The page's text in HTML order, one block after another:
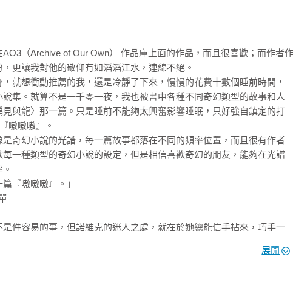
鼻，說世上沒有咒語或魔法能讓凡人變成巫師，但她很清楚，在夠年
找到附有魔法之物，可能開啟一扇門，然後如果你也有一點天賦，強大
，使之開花結果。」
和他一樣高，綠色大眼有著細裂的瞳孔，朝他眨呀眨。蛋殼在庭院碎裂
去了？』安東尼說。
說。」
化為真實。而人們會看到她在第一道曙光中從地裡爬出來，他們會朝她
封她為大祭司，克里特島將不會有女人像她這麼有聲望，終其一生安穩
諾索斯高的丘陵間一片青翠草坪邊。那座塔原本建作瞭望臺，警戒海上
，他們窗戶可以看得很遠，一路看到下方遠處的大海，大海晶瑩深邃，像
層比較舒適的房間，但她上去的時候，從不看海，只看向另一邊，俯望
的人，或群眾擠滿街道慶祝慶典；她的表情冷酷怨恨。
阿麗雅德妮的生日，會有人來帶著她爬下灰撲撲的山丘去王宮晉見國
的長度隨她一起增長，現在她有七條了，最短那條緊貼著頸子，最長那
是為了彌補囚禁她，而以鏈子累積的嫁妝。
免和她獨處，她總是由保母或女僕帶進去，她們嚴厲警告她，別求父王
想假裝，只要藉著他人之口跟她說不，他就沒拒絕她。但她其實不想求
王與他的謊言中，即使他還沒派人帶走她弟弟也一樣。
年她年紀漸漸夠大了，明白她父王很快就會找其他人握住她的鎖鏈。所以
希菲的父親是赫利俄斯，他是克里特島最東邊那座城（日出之地）的城
AO3（Archive of Our Own） 作品庫上面的作品，而且很喜歡；而作者作
更讓我對他的敬仰有如滔滔江水，連綿不絕。
就想衝動推薦的我，還是冷靜了下來，慢慢的花費十數個睡前時間，
集。就算不是一千零一夜，我也被書中各種不同奇幻類型的故事和人
與龍〉那一篇。只是睡前不能夠太興奮影響睡眠，只好強自鎮定的打
嗷嗷嗷』。
奇幻小說的光譜，每一篇故事都落在不同的頻率位置，而且很有作者
一種類型的奇幻小說的設定，但是相信喜歡奇幻的朋友，能夠在光譜
『嗷嗷嗷』。」
是件容易的事，但諾維克的迷人之處，就在於她總能信手拈來，巧手一
幻故事和童話給融為一體。筆法俐落精準，每個故事都迅速地把讀者帶
展開